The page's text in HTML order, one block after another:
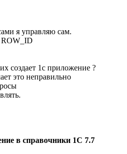
я управляю сам.
ROW_ID
создает 1с приложение ?
это неправильно
в справочники 1С 7.7